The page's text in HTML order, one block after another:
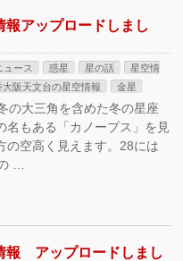
アップロードしまし
ュース 惑星 星の話
星空情
大阪天文台の星空情報 金星
の大三角を含めた冬の星座
名もある「カノープス」を見
の空高く見えます。28には
…
報 アップロードしまし